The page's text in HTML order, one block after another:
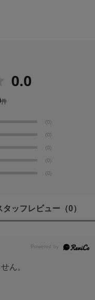
0.0
件
(0)
(0)
(0)
(0)
(0)
タッフレビュー （0）
ん。